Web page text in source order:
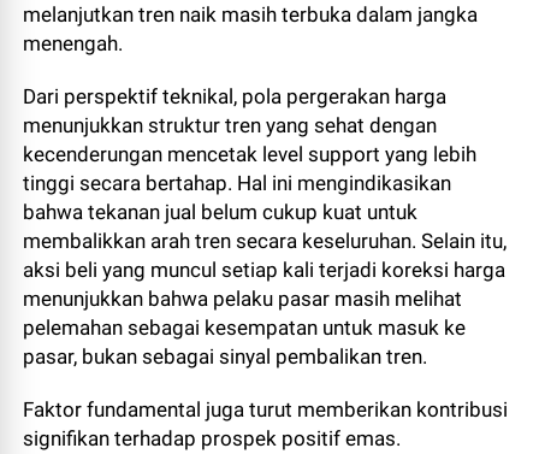
melanjutkan tren naik masih terbuka dalam jangka
menengah.
Dari perspektif teknikal, pola pergerakan harga
menunjukkan struktur tren yang sehat dengan
kecenderungan mencetak level support yang lebih
tinggi secara bertahap. Hal ini mengindikasikan
bahwa tekanan jual belum cukup kuat untuk
membalikkan arah tren secara keseluruhan. Selain itu,
aksi beli yang muncul setiap kali terjadi koreksi harga
menunjukkan bahwa pelaku pasar masih melihat
pelemahan sebagai kesempatan untuk masuk ke
pasar, bukan sebagai sinyal pembalikan tren.
Faktor fundamental juga turut memberikan kontribusi
signifikan terhadap prospek positif emas.